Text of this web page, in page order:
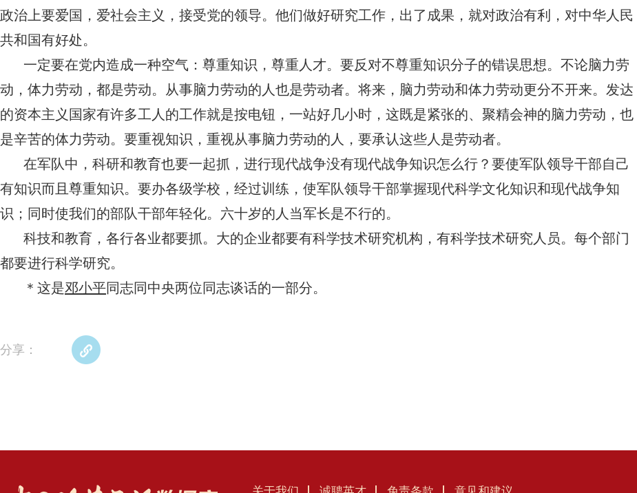
政治上要爱国，爱社会主义，接受党的领导。他们做好研究工作，出了成果，就对政治有利，对中华人民
共和国有好处。
一定要在党内造成一种空气：尊重知识，尊重人才。要反对不尊重知识分子的错误思想。不论脑力劳
动，体力劳动，都是劳动。从事脑力劳动的人也是劳动者。将来，脑力劳动和体力劳动更分不开来。发达
的资本主义国家有许多工人的工作就是按电钮，一站好几小时，这既是紧张的、聚精会神的脑力劳动，也
是辛苦的体力劳动。要重视知识，重视从事脑力劳动的人，要承认这些人是劳动者。
在军队中，科研和教育也要一起抓，进行现代战争没有现代战争知识怎么行？要使军队领导干部自己
有知识而且尊重知识。要办各级学校，经过训练，使军队领导干部掌握现代科学文化知识和现代战争知
识；同时使我们的部队干部年轻化。六十岁的人当军长是不行的。
科技和教育，各行各业都要抓。大的企业都要有科学技术研究机构，有科学技术研究人员。每个部门
都要进行科学研究。
＊这是邓小平同志同中央两位同志谈话的一部分。
分享：